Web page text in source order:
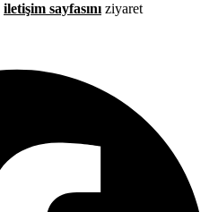
iletişim sayfasını ziyaret